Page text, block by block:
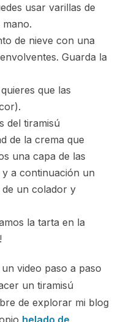
usar varillas de
de nieve con una
Guarda la
que las
del tiramisú
de la crema que
una capa de las
a continuación un
un colador y
la tarta en la
video paso a paso
un tiramisú
de explorar mi blog
helado de